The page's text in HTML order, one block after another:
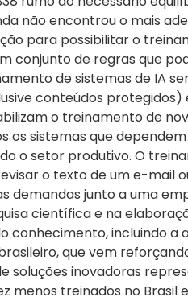
não encontrou o mais
para possibilitar o
conjunto de regras que
de sistemas de IA
conteúdos protegidos)
o treinamento de
sistemas que
o setor produtivo. O
o texto de um e-mail
junto a uma
científica e na
conhecimento, incluindo a
que vem
soluções inovadoras
menos treinados no Brasil